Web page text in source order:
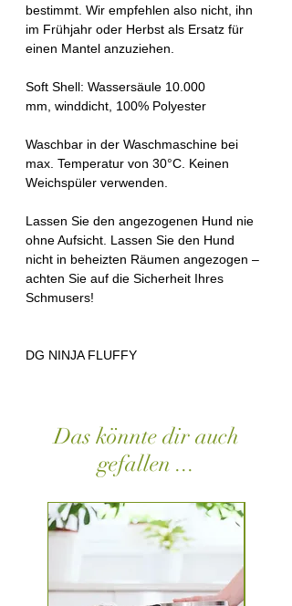
bestimmt. Wir empfehlen also nicht, ihn
im Frühjahr oder Herbst als Ersatz für
einen Mantel anzuziehen.
Soft Shell: Wassersäule 10.000
mm, winddicht, 100% Polyester
Waschbar in der Waschmaschine bei
max. Temperatur von 30°C. Keinen
Weichspüler verwenden.
Lassen Sie den angezogenen Hund nie
ohne Aufsicht. Lassen Sie den Hund
nicht in beheizten Räumen angezogen –
achten Sie auf die Sicherheit Ihres
Schmusers!
DG NINJA FLUFFY
Das könnte dir auch
gefallen ...